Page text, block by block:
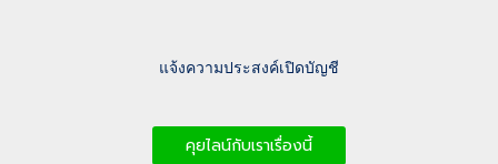
แจ้งความประสงค์เปิดบัญชี
คุยไลน์กับเราเรื่องนี้